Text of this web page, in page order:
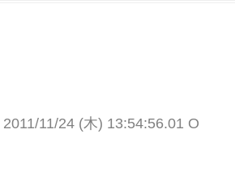
2011/11/24 (木) 13:54:56.01 O